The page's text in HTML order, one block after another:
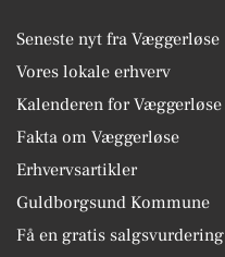
Seneste nyt fra Væggerløse
Vores lokale erhverv
Kalenderen for Væggerløse
Fakta om Væggerløse
Erhvervsartikler
Guldborgsund Kommune
Få en gratis salgsvurdering